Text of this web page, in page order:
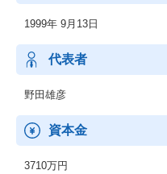
【システムオペレーションサ
◆インフラ運用・監視サービ
【人材教育・コンサルティン
ス（コミュトレ）
1999年 9月13日
代表者
野田雄彦
資本金
3710万円